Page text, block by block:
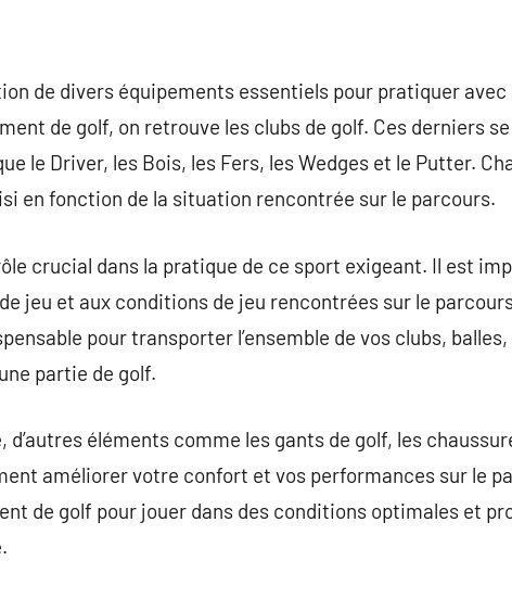
de divers équipements essentiels pour pratiquer avec
de golf, on retrouve les clubs de golf. Ces derniers se
le Driver, les Bois, les Fers, les Wedges et le Putter.
en fonction de la situation rencontrée sur le parcours.
crucial dans la pratique de ce sport exigeant. Il est
jeu et aux conditions de jeu rencontrées sur le
pour transporter l’ensemble de vos clubs,
partie de golf.
éléments comme les gants de golf, les
améliorer votre confort et vos performances sur le
de golf pour jouer dans des conditions optimales et